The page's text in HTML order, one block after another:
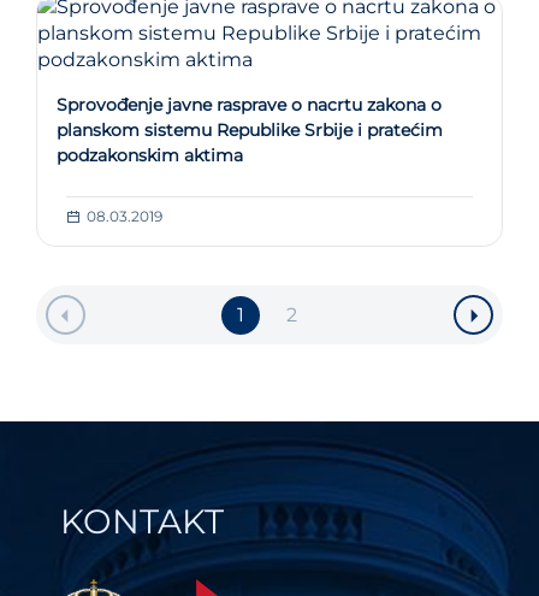
Sprovođenje javne rasprave o nacrtu zakona o
planskom sistemu Republike Srbije i pratećim
podzakonskim aktima
08.03.2019
1 2
KONTAKT